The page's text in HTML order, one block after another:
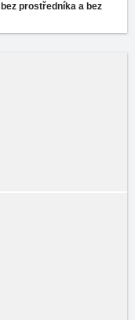
bez prostředníka a bez